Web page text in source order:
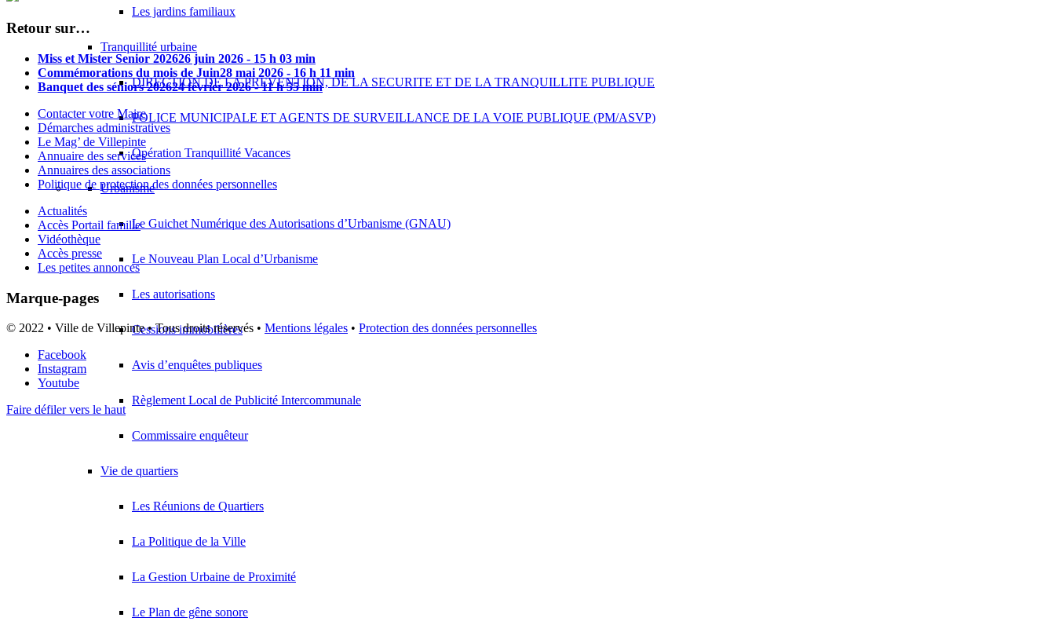
Les jardins familiaux
Tranquillité urbaine
DIRECTION DE LA PREVENTION, DE LA SECURITE ET DE LA TRANQUILLITE PUBLIQUE
POLICE MUNICIPALE ET AGENTS DE SURVEILLANCE DE LA VOIE PUBLIQUE (PM/ASVP)
Opération Tranquillité Vacances
Urbanisme
Le Guichet Numérique des Autorisations d’Urbanisme (GNAU)
Le Nouveau Plan Local d’Urbanisme
Les autorisations
Cessions immobilières
Avis d’enquêtes publiques
Règlement Local de Publicité Intercommunale
Commissaire enquêteur
Vie de quartiers
Les Réunions de Quartiers
La Politique de la Ville
La Gestion Urbaine de Proximité
Le Plan de gêne sonore
Retour sur…
Miss et Mister Senior 202626 juin 2026 - 15 h 03 min
Commémorations du mois de Juin28 mai 2026 - 16 h 11 min
Banquet des séniors 202624 février 2026 - 11 h 55 min
Contacter votre Maire
Démarches administratives
Le Mag’ de Villepinte
Annuaire des services
Annuaires des associations
Politique de protection des données personnelles
Actualités
Accès Portail famille
Vidéothèque
Accès presse
Les petites annonces
Marque-pages
© 2022 • Ville de Villepinte • Tous droits réservés • Mentions légales • Protection des données personnelles
Facebook
Instagram
Youtube
Faire défiler vers le haut